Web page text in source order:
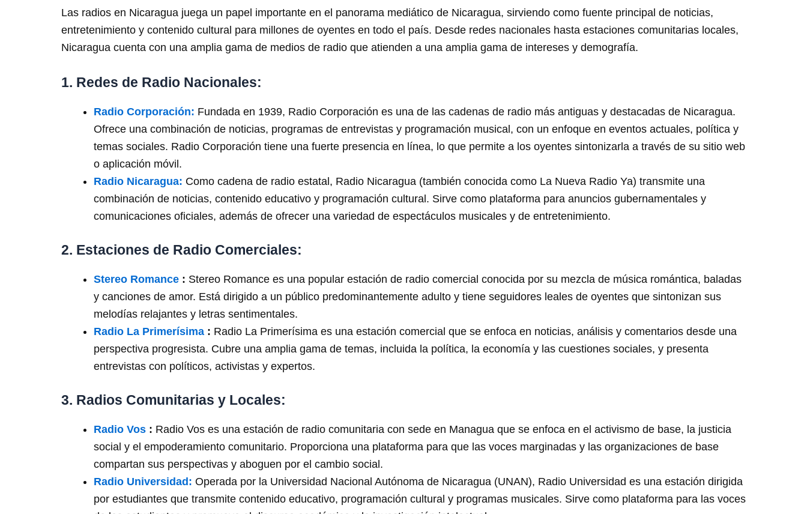
Las radios en Nicaragua juega un papel importante en el panorama mediático de Nicaragua, sirviendo como fuente principal de noticias,
entretenimiento y contenido cultural para millones de oyentes en todo el país. Desde redes nacionales hasta estaciones comunitarias locales,
Nicaragua cuenta con una amplia gama de medios de radio que atienden a una amplia gama de intereses y demografía.
1. Redes de Radio Nacionales:
Radio Corporación: Fundada en 1939, Radio Corporación es una de las cadenas de radio más antiguas y destacadas de Nicaragua.
Ofrece una combinación de noticias, programas de entrevistas y programación musical, con un enfoque en eventos actuales, política y
temas sociales. Radio Corporación tiene una fuerte presencia en línea, lo que permite a los oyentes sintonizarla a través de su sitio web
o aplicación móvil.
Radio Nicaragua: Como cadena de radio estatal, Radio Nicaragua (también conocida como La Nueva Radio Ya) transmite una
combinación de noticias, contenido educativo y programación cultural. Sirve como plataforma para anuncios gubernamentales y
comunicaciones oficiales, además de ofrecer una variedad de espectáculos musicales y de entretenimiento.
2. Estaciones de Radio Comerciales:
Stereo Romance : Stereo Romance es una popular estación de radio comercial conocida por su mezcla de música romántica, baladas
y canciones de amor. Está dirigido a un público predominantemente adulto y tiene seguidores leales de oyentes que sintonizan sus
melodías relajantes y letras sentimentales.
Radio La Primerísima : Radio La Primerísima es una estación comercial que se enfoca en noticias, análisis y comentarios desde una
perspectiva progresista. Cubre una amplia gama de temas, incluida la política, la economía y las cuestiones sociales, y presenta
entrevistas con políticos, activistas y expertos.
3. Radios Comunitarias y Locales:
Radio Vos : Radio Vos es una estación de radio comunitaria con sede en Managua que se enfoca en el activismo de base, la justicia
social y el empoderamiento comunitario. Proporciona una plataforma para que las voces marginadas y las organizaciones de base
compartan sus perspectivas y aboguen por el cambio social.
Radio Universidad: Operada por la Universidad Nacional Autónoma de Nicaragua (UNAN), Radio Universidad es una estación dirigida
por estudiantes que transmite contenido educativo, programación cultural y programas musicales. Sirve como plataforma para las voces